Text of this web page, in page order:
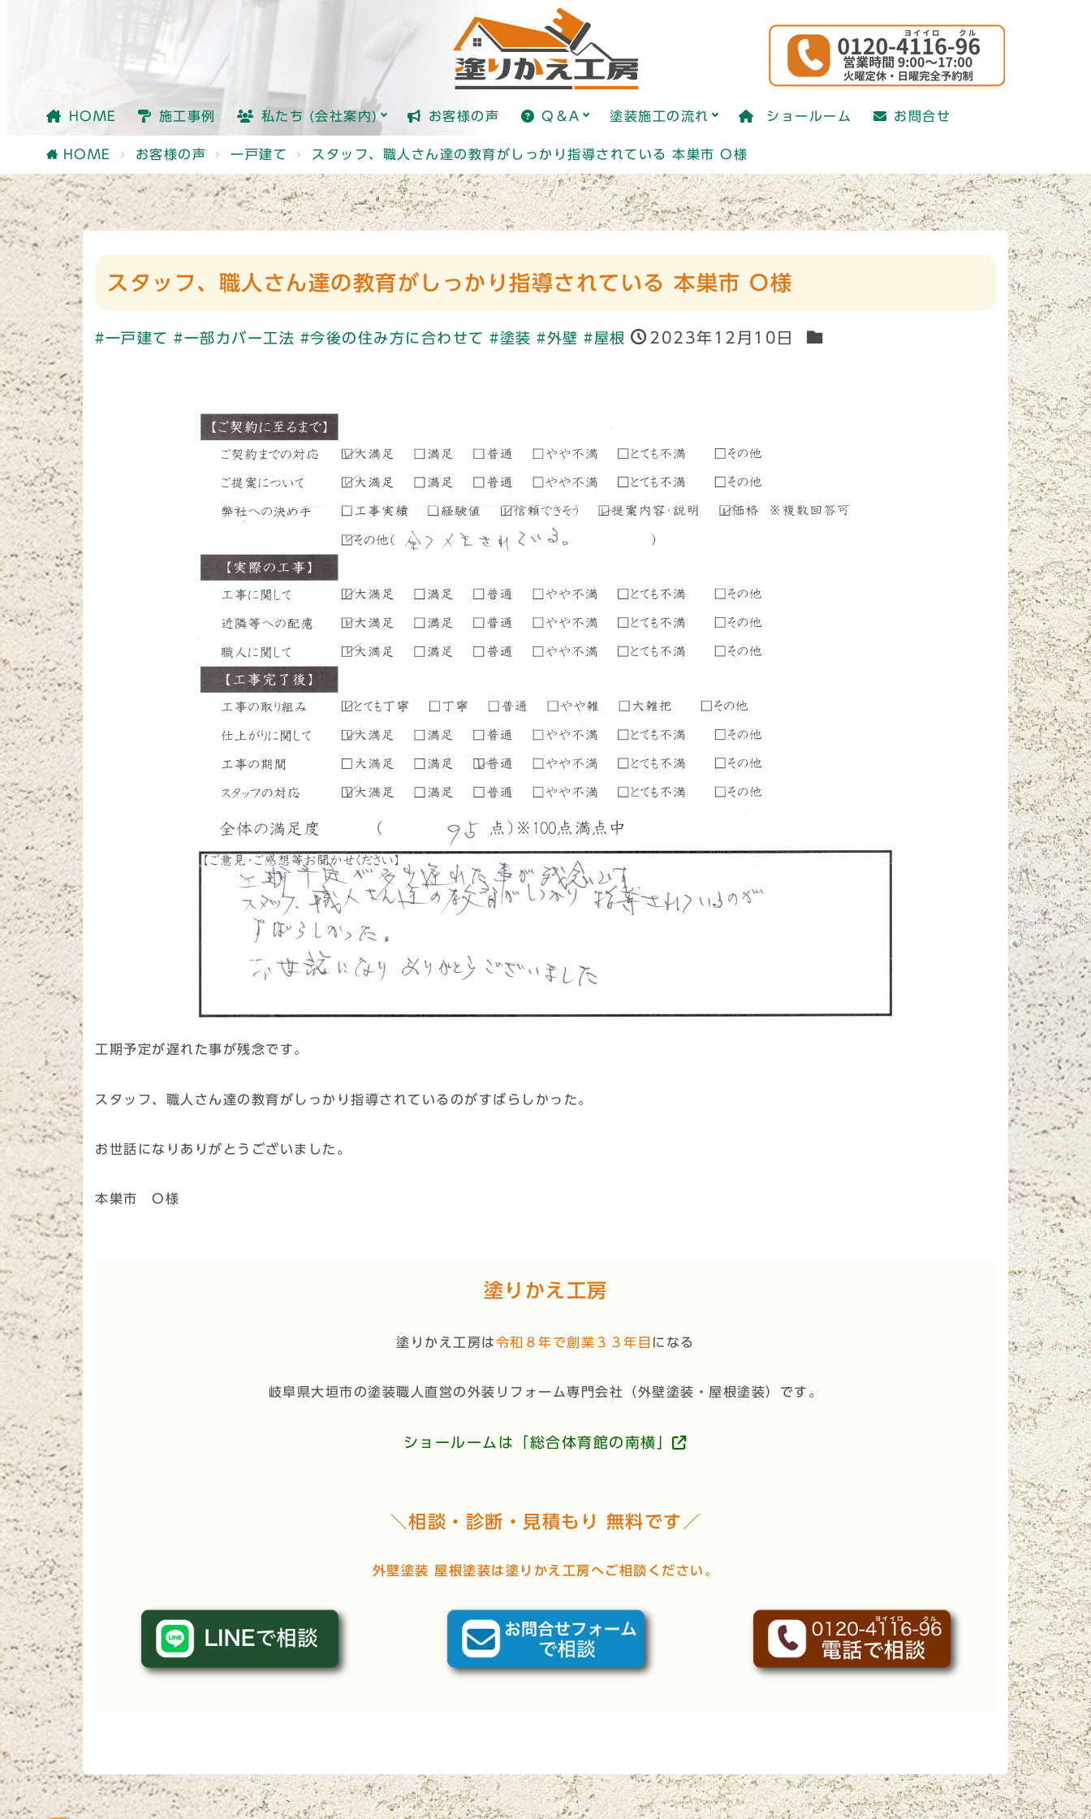
HOME 施工事例 私たち (会社案内)
他社との違い
社員紹介
会社情報
お客様の声 Q＆A
全国標準価格ガイド(日本塗りかえ研究会)
塗装施工の流れ
塗装とは？
ショールーム お問合せ
HOME お客様の声 一戸建て スタッフ、職人さん達の教育がしっかり指導されている 本巣市 O様
スタッフ、職人さん達の教育がしっかり指導されている 本巣市 O様
#一戸建て #一部カバー工法 #今後の住み方に合わせて #塗装 #外壁 #屋根 2023年12月10日
工期予定が遅れた事が残念です。
スタッフ、職人さん達の教育がしっかり指導されているのがすばらしかった。
お世話になりありがとうございました。
本巣市 O様
塗りかえ工房
塗りかえ工房は令和８年で創業３３年目 になる
岐阜県大垣市の塗装職人直営の外装リフォーム専門会社（外壁塗装・屋根塗装）です。
ショールームは「総合体育館の南横」
＼相談・診断・見積もり 無料です／
外壁塗装 屋根塗装は塗りかえ工房へご相談ください。
全国標準価格ガイド(日本塗りかえ研究会)